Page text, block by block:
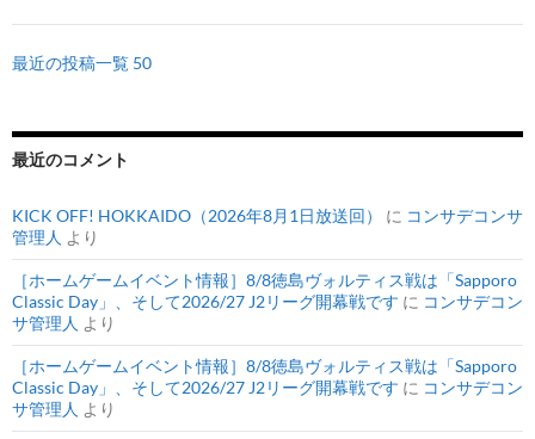
最近の投稿一覧 50
最近のコメント
KICK OFF! HOKKAIDO（2026年8月1日放送回） に コンサデコンサ
管理人 より
［ホームゲームイベント情報］8/8徳島ヴォルティス戦は「Sapporo
Classic Day」、そして2026/27 J2リーグ開幕戦です に コンサデコン
サ管理人 より
［ホームゲームイベント情報］8/8徳島ヴォルティス戦は「Sapporo
Classic Day」、そして2026/27 J2リーグ開幕戦です に コンサデコン
サ管理人 より